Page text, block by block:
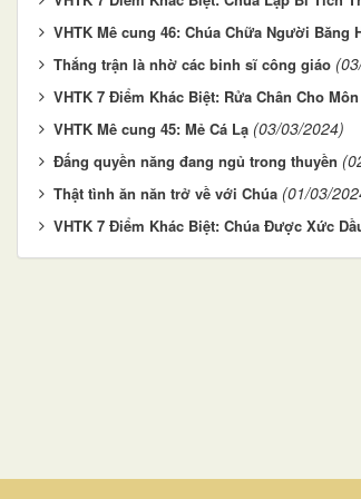
VHTK ​​​​​​​Mê cung 46: Chúa Chữa Người Băng
Thắng trận là nhờ các binh sĩ công giáo
VHTK 7 Điểm Khác Biệt: Rửa Chân Cho
VHTK Mê cung 45: Mẻ Cá Lạ (03/03/2024)
Đấng quyền năng đang ngủ trong thuyền
Thật tình ăn năn trở về với Chúa (01/03/
VHTK 7 Điểm Khác Biệt: Chúa Được Xức